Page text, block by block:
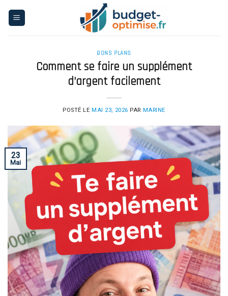
BONS PLANS
Comment se faire un supplément
d’argent facilement
POSTÉ LEMAI 23, 2026 PAR MARINE
23
Mai